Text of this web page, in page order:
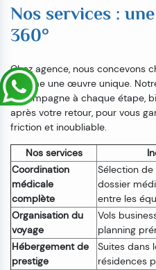
Nos services :
360°
Chez agence, nous concevons
comme une œuvre unique.
accompagne à chaque étape,
après votre retour, pour vous
friction et inoubliable.
Nos services
Coordination
médicale
complète
Sélection de
dossier
entre les
Organisation du
voyage
Vols
planning
Hébergement de
prestige
Suites dans
résidences